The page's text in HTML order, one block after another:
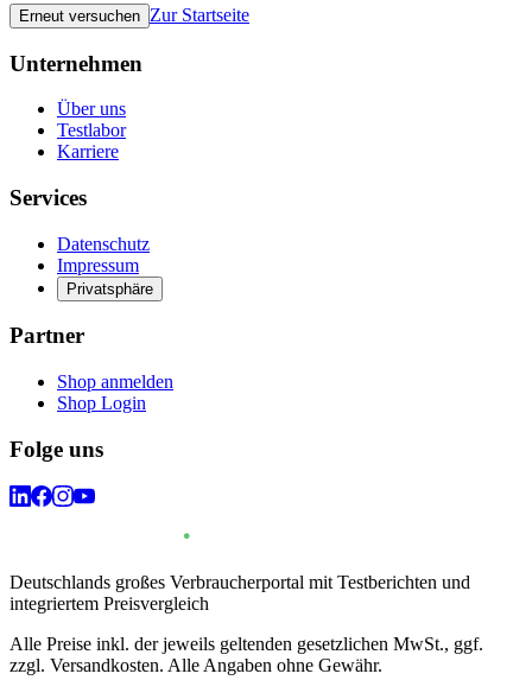
Erneut versuchen Zur Startseite
Unternehmen
Über uns
Testlabor
Karriere
Services
Datenschutz
Impressum
Privatsphäre
Partner
Shop anmelden
Shop Login
Folge uns
Deutschlands großes Verbraucherportal mit Testberichten und
integriertem Preisvergleich
Alle Preise inkl. der jeweils geltenden gesetzlichen MwSt., ggf.
zzgl. Versandkosten. Alle Angaben ohne Gewähr.